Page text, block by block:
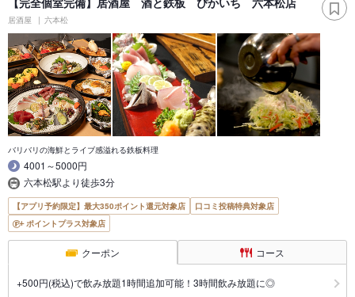
居酒屋 六本松
バリバリの海鮮とライブ感溢れる鉄板料理
4001～5000円
六本松駅より徒歩3分
【アプリ予約限定】最大350ポイント還元対象店
口コミ投稿特典対象店
ポイントプラス対象店
クーポン コース
+500円(税込)で飲み放題1時間追加可能！3時間飲み放題に◎